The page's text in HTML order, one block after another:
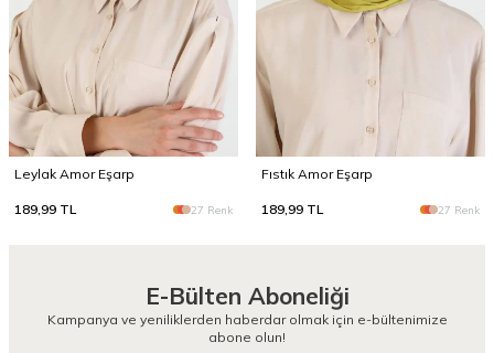
Leylak Amor Eşarp
189,99 TL 27 Renk
Fıstık Amor Eşarp
189,99 TL 27 Renk
E-Bülten Aboneliği
Kampanya ve yeniliklerden haberdar olmak için e-bültenimize
abone olun!